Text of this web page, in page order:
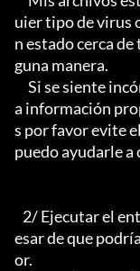
uier tipo de virus
n estado cerca
guna manera.
a información
s por favor evite
puedo ayudarle
esar de que
or.